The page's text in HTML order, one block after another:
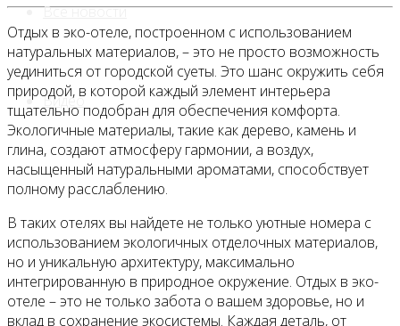
Все новости
Видео
Отдых в эко-отеле, построенном с использованием
натуральных материалов, – это не просто возможность
уединиться от городской суеты. Это шанс окружить себя
природой, в которой каждый элемент интерьера
тщательно подобран для обеспечения комфорта.
Экологичные материалы, такие как дерево, камень и
глина, создают атмосферу гармонии, а воздух,
насыщенный натуральными ароматами, способствует
полному расслаблению.
В таких отелях вы найдете не только уютные номера с
использованием экологичных отделочных материалов,
но и уникальную архитектуру, максимально
интегрированную в природное окружение. Отдых в эко-
отеле – это не только забота о вашем здоровье, но и
вклад в сохранение экосистемы. Каждая деталь, от